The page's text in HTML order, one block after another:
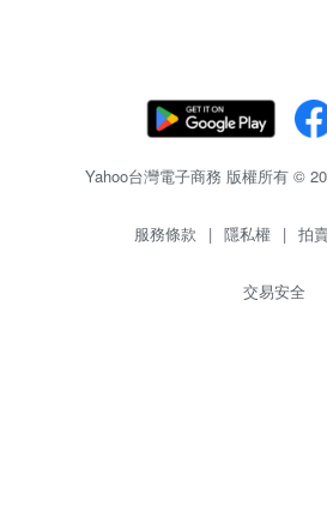
Yahoo台灣電子商務 版權所有 ©
服務條款 | 隱私權 | 拍
交易安全